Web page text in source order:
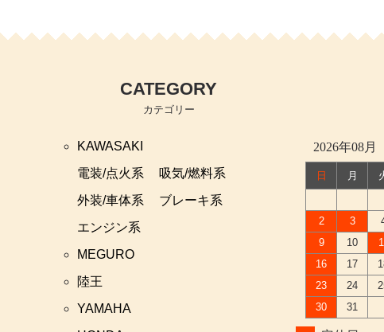
CATEGORY
カテゴリー
KAWASAKI
電装/点火系
吸気/燃料系
外装/車体系
ブレーキ系
エンジン系
MEGURO
陸王
YAMAHA
2026年08月
日 月
2
3
9
10
16
17
23
24
30
31